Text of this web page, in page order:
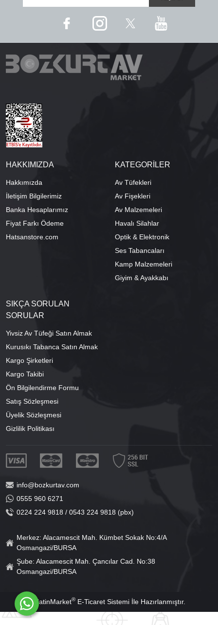
HAKKIMIZDA
Hakkımızda
İletişim Bilgilerimiz
Banka Hesaplarımız
Fiyat Farkı Ödeme
Hatsanstore.com
KATEGORİLER
Av Tüfekleri
Av Fişekleri
Av Malzemeleri
Havalı Silahlar
Optik & Elektronik
Ses Tabancaları
Kamp Malzemeleri
Giyim & Ayakkabı
SIKÇA SORULAN
SORULAR
Yivsiz Av Tüfeği Satın Almak
Kurusıkı Tabanca Satın Almak
Kargo Şirketleri
Kargo Takibi
Ön Bilgilendirme Formu
Satış Sözleşmesi
Üyelik Sözleşmesi
Gizlilik Politikası
info@bozkurtav.com
0555 960 6271
0224 224 9818 / 0543 224 9818 (pbx)
Merkez: Alacamescit Mah. Kümbet Sokak No:4/A
Osmangazi/BURSA
Şube: Alacamescit Mah. Çancılar Cad. No:38
Osmangazi/BURSA
PlatinMarket®E-Ticaret Sistemiİle Hazırlanmıştır.